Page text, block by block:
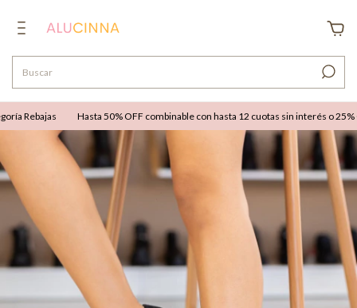
Rebajas Hasta 50% OFF combinable con hasta 12 cuotas sin interés o 25%